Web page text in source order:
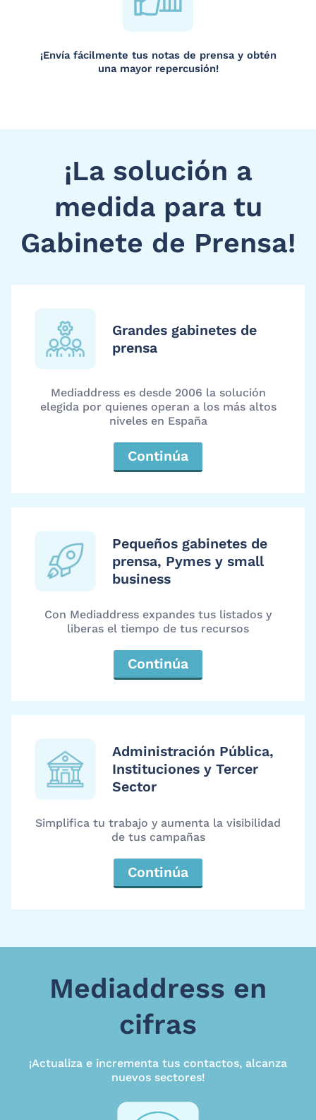
¡Envía fácilmente tus notas de prensa y obtén
una mayor repercusión!
¡La solución a
medida para tu
Gabinete de Prensa!
Grandes gabinetes de
prensa
Mediaddress es desde 2006 la solución
elegida por quienes operan a los más altos
niveles en España
Continúa
Pequeños gabinetes de
prensa, Pymes y small
business
Con Mediaddress expandes tus listados y
liberas el tiempo de tus recursos
Continúa
Administración Pública,
Instituciones y Tercer
Sector
Simplifica tu trabajo y aumenta la visibilidad
de tus campañas
Continúa
Mediaddress en
cifras
¡Actualiza e incrementa tus contactos, alcanza
nuevos sectores!